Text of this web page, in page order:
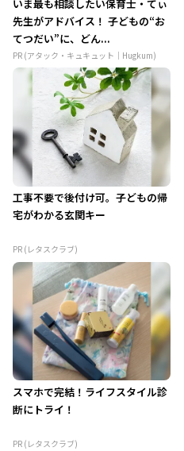
いま最も相談したい保育士・てぃ
先生がアドバイス！ 子どもの“お
てつだい”に、どん...
PR (アタック・キュキュット｜Hugkum)
工事不要で後付け可。子どもの帰
宅がわかる玄関キー
PR (レタスクラブ)
スマホで完結！ライフスタイル診
断にトライ！
PR (レタスクラブ)